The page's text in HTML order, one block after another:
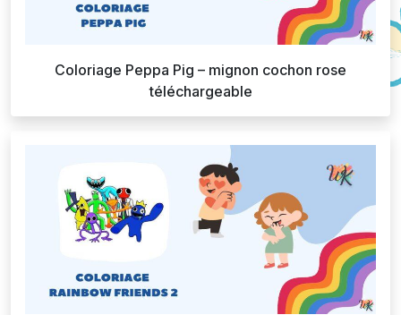
Coloriage Peppa Pig – mignon cochon rose
téléchargeable